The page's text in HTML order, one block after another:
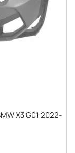
X3 G01 2022-